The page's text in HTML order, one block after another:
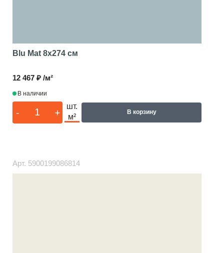
Blu Mat 8x274 см
12 467 ₽ /м²
В наличии
- +
шт.
м²
В корзину
Арт. 5900199086814